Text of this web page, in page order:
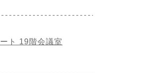
ト 19階会議室